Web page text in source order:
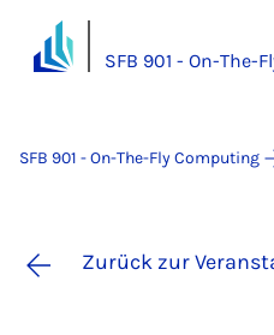
SFB 901 - On-The-
SFB 901 - On-The-Fly Computing
Zurück zur